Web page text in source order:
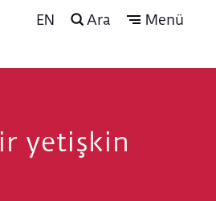
EN Ara Menü
yetişkin